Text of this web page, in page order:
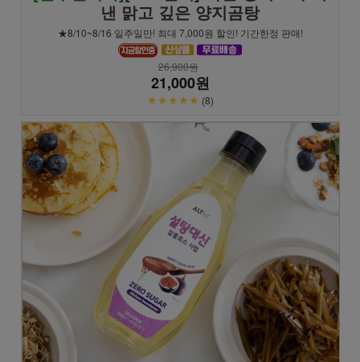
낸 맑고 깊은 양지곰탕
★8/10~8/16 일주일만! 최대 7,000원 할인! 기간한정 판매!
26,900원
21,000원
★★★★★ (8)